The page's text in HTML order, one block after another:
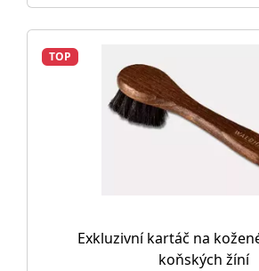
TOP
Exkluzivní kartáč na
koňských žíní